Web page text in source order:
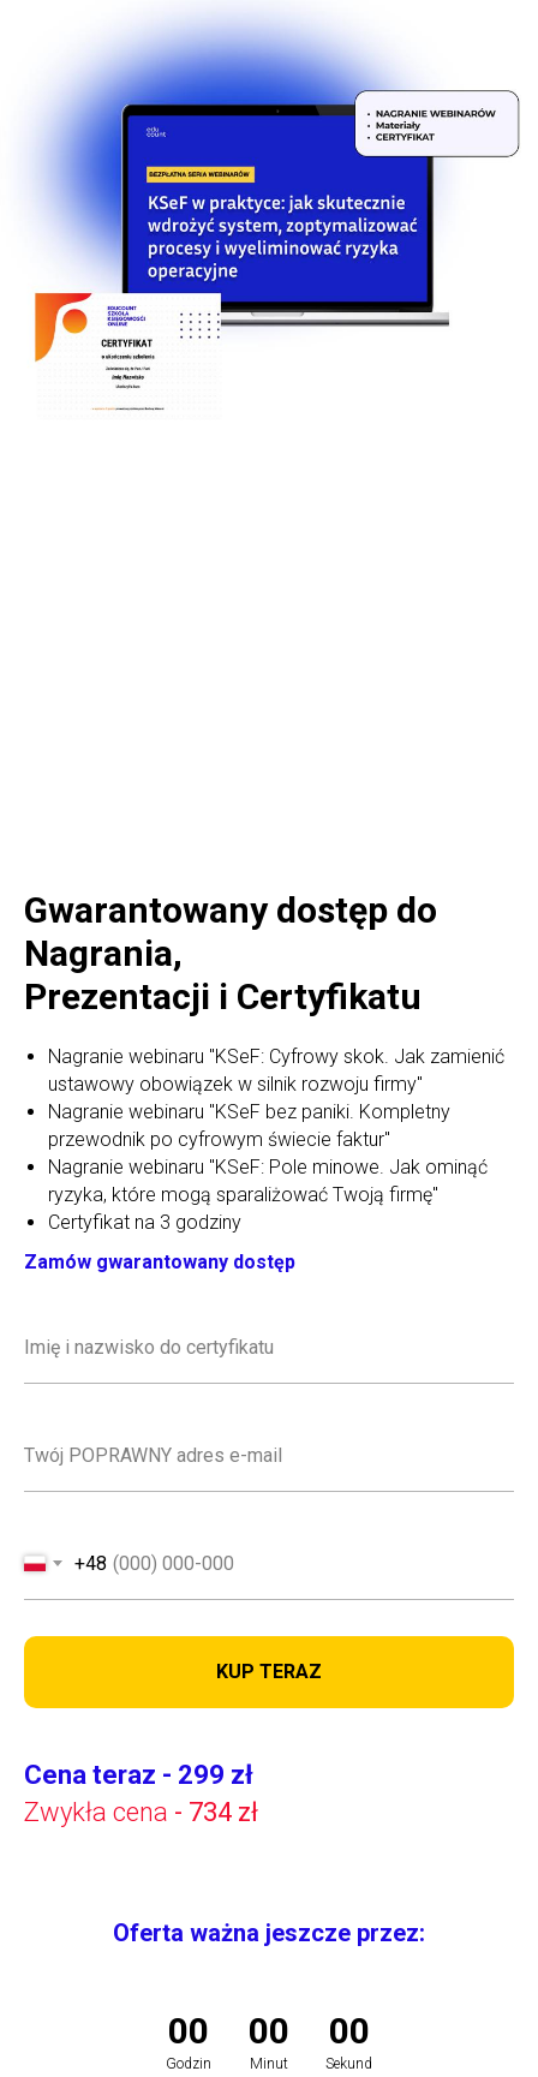
Gwarantowany dostęp do
Nagrania,
Prezentacji i Certyfikatu
Nagranie webinaru "KSeF: Cyfrowy skok. Jak zamienić
ustawowy obowiązek w silnik rozwoju firmy"
Nagranie webinaru "KSeF bez paniki. Kompletny
przewodnik po cyfrowym świecie faktur"
Nagranie webinaru "KSeF: Pole minowe. Jak ominąć
ryzyka, które mogą sparaliżować Twoją firmę"
Certyfikat na 3 godziny
Zamów gwarantowany dostęp
+48
KUP TERAZ
Cena teraz - 299 zł
Zwykła cena - 734 zł
Oferta ważna jeszcze przez:
00
Godzin
00
Minut
00
Sekund